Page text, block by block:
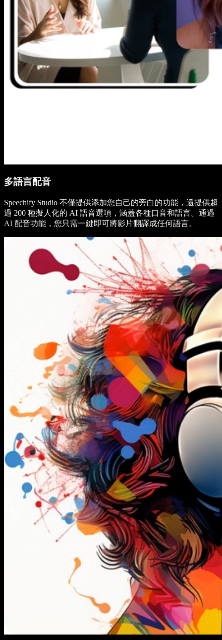
多語言配音
Speechify Studio 不僅提供添加您自己的旁白的功能，還提供超
過 200 種擬人化的 AI 語音選項，涵蓋各種口音和語言。通過
AI 配音功能，您只需一鍵即可將影片翻譯成任何語言。